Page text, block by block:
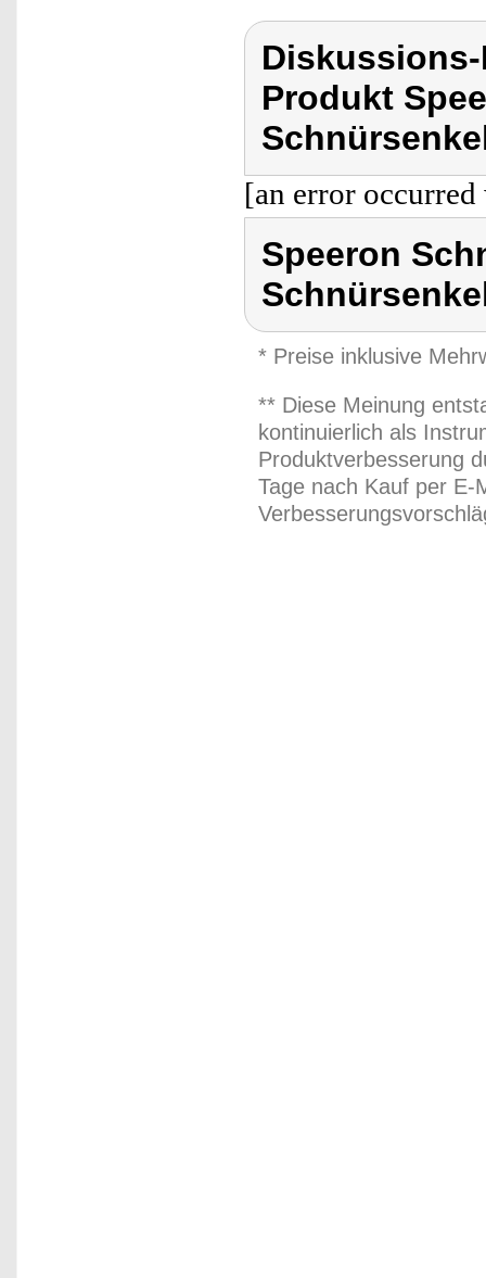
Produkt
[an error
Speeron
* Preise inklusive
** Diese Meinung
kontinuierlich als
Produktverbesserung
Tage nach Kauf per E-